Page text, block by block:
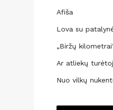
Afiša
Lova su
„Biržų
Ar atliekų
Nuo vilkų